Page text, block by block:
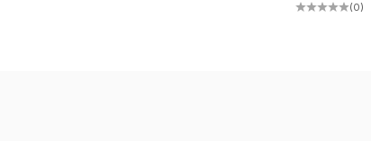
(0)